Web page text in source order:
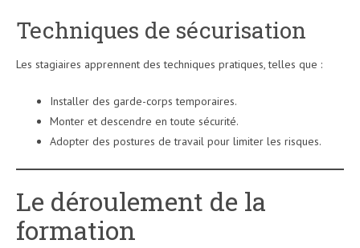
Techniques de sécurisation
Les stagiaires apprennent des techniques pratiques, telles que :
Installer des garde-corps temporaires.
Monter et descendre en toute sécurité.
Adopter des postures de travail pour limiter les risques.
Le déroulement de la
formation